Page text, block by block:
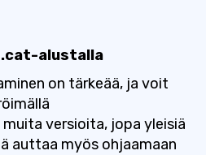
.cat-alustalla
on tärkeää, ja voit
versioita, jopa yleisiä
auttaa myös ohjaamaan